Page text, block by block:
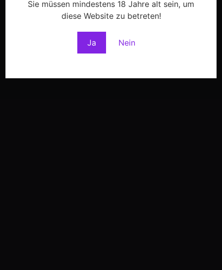
Sie müssen mindestens 18 Jahre alt sein, um
diese Website zu betreten!
Ja Nein